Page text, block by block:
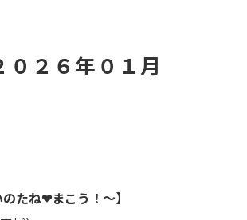
２６年０１月
たね❤まこう！～】